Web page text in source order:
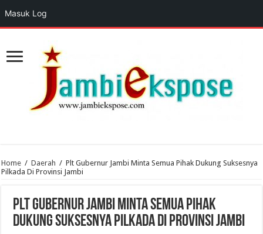
Home / Daerah / Plt Gubernur Jambi Minta Semua Pihak Dukung Suksesnya
Pilkada Di Provinsi Jambi
Plt Gubernur Jambi Minta Semua Pihak
Dukung Suksesnya Pilkada Di Provinsi Jambi
Masuk Log